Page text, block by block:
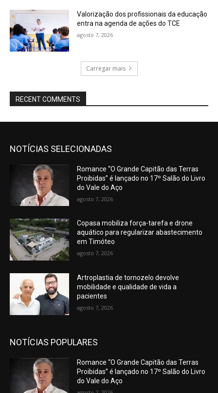
Valorização dos profissionais da educação
entra na agenda de ações do TCE
agosto 7, 2026
Carregar mais
RECENT COMMENTS
NOTÍCIAS SELECIONADAS
Romance “O Grande Capitão das Terras
Proibidas” é lançado no 17º Salão do Livro
do Vale do Aço
agosto 7, 2026
Copasa mobiliza força-tarefa e drone
aquático para regularizar abastecimento
em Timóteo
agosto 7, 2026
Artroplastia de tornozelo devolve
mobilidade e qualidade de vida a
pacientes
agosto 7, 2026
NOTÍCIAS POPULARES
Romance “O Grande Capitão das Terras
Proibidas” é lançado no 17º Salão do Livro
do Vale do Aço